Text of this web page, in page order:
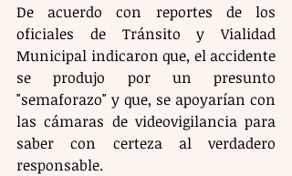
De acuerdo con reportes de los
oficiales de Tránsito y Vialidad
Municipal indicaron que, el accidente
se produjo por un presunto
"semaforazo" y que, se apoyarían con
las cámaras de videovigilancia para
saber con certeza al verdadero
responsable.